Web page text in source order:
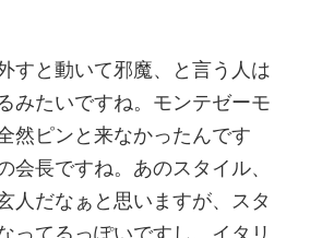
すと動いて邪魔、と言う人は
みたいですね。モンテゼーモ
然ピンと来なかったんです
会長ですね。あのスタイル、
人だなぁと思いますが、スタ
ってるっぽいですし、イタリ